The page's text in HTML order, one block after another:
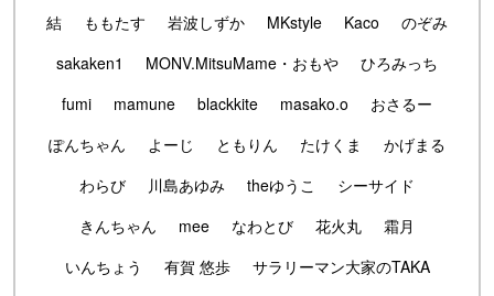
結
ももたす 岩波しずか MKstyle Kaco
のぞみ
sakaken1
MONV.MitsuMame・おもや
ひろみっち
fumi
mamune blackkite masako.o
おさるー
ぽんちゃん
よーじ ともりん たけくま
かげまる
わらび
川島あゆみ theゆうこ
シーサイド
きんちゃん
mee なわとび 花火丸
霜月
いんちょう
有賀 悠歩
サラリーマン大家のTAKA